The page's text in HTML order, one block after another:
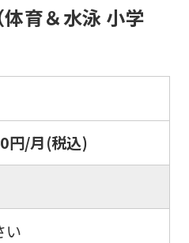
育＆水泳 小学
円/月(税込)
い